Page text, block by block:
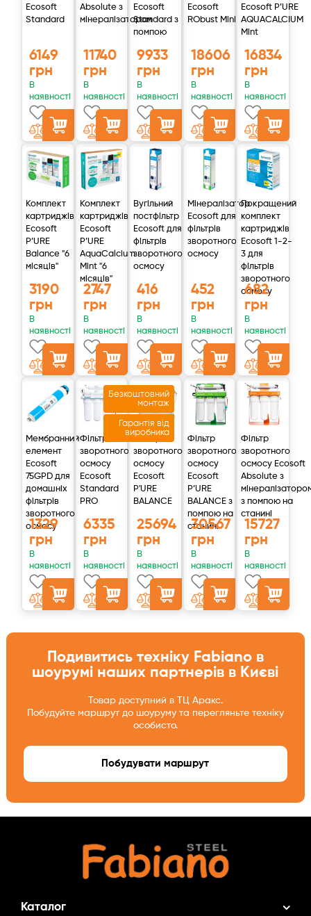
Ecosoft
Standard
6149
грн
В
наявності
Absolute з
мінералізатором
11740
грн
В
наявності
Ecosoft
Standard з
помпою
9933
грн
В
наявності
Ecosoft
RObust Mini
18606
грн
В
наявності
Ecosoft P’URE
AQUACALCIUM
Mint
16834
грн
В
наявності
Комплект
картриджів
Ecosoft
P’URE
Balance "6
місяців"
3190
грн
В
наявності
Комплект
картриджів
Ecosoft
P’URE
AquaCalcium
Mint "6
місяців"
2747
грн
В
наявності
Вугільний
постфільтр
Ecosoft для
фільтрів
зворотного
осмосу
416
грн
В
наявності
Мінералізатор
Ecosoft для
фільтрів
зворотного
осмосу
452
грн
В
наявності
Покращений
комплект
картриджів
Ecosoft 1-2-
3 для
фільтрів
зворотного
осмосу
682
грн
В
наявності
Мембранний
елемент
Ecosoft
75GPD для
домашніх
фільтрів
зворотного
осмосу
1329
грн
В
наявності
Фільтр
зворотного
осмосу
Ecosoft
Standard
PRO
6335
грн
В
наявності
Безкоштовний
монтаж
Гарантія від
виробника
Фільтр
зворотного
осмосу
Ecosoft
P'URE
BALANCE
25694
грн
В
наявності
Фільтр
зворотного
осмосу
Ecosoft
P’URE
BALANCE з
помпою на
станині
30567
грн
В
наявності
Фільтр
зворотного
осмосу Ecosoft
Absolute з
з помпою на
станині
15727
грн
В
наявності
Подивитись техніку Fabiano в
шоурумі наших партнерів в Києві
Товар доступний в ТЦ Аракс.
Побудуйте маршрут до шоуруму та перегляньте техніку
особисто.
Побудувати маршрут
Каталог